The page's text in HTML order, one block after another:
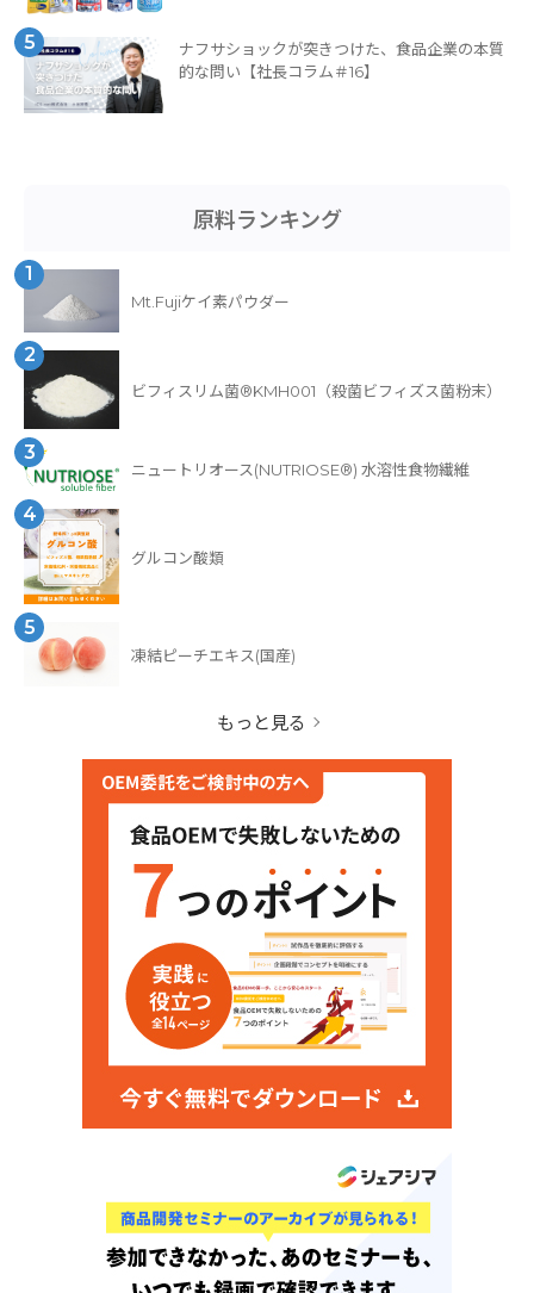
5
ナフサショックが突きつけた、食品企業の本質
的な問い【社長コラム＃16】
原料ランキング
1
Mt.Fujiケイ素パウダー
2
ビフィスリム菌®KMH001（殺菌ビフィズス菌粉末）
3
ニュートリオース(NUTRIOSE®) 水溶性食物繊維
4
グルコン酸類
5
凍結ピーチエキス(国産)
もっと見る